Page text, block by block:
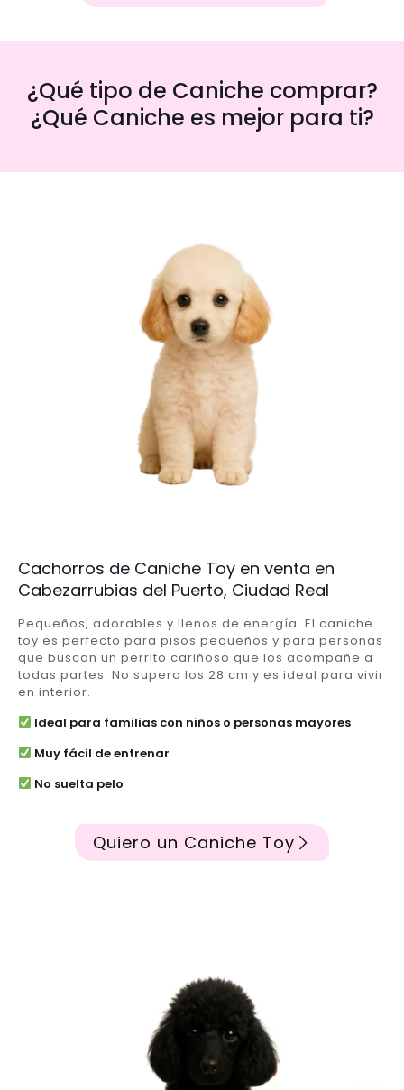
¿Qué tipo de Caniche comprar?
¿Qué Caniche es mejor para ti?
Cachorros de Caniche Toy en venta en
Cabezarrubias del Puerto, Ciudad Real
Pequeños, adorables y llenos de energía. El caniche
toy es perfecto para pisos pequeños y para personas
que buscan un perrito cariñoso que los acompañe a
todas partes. No supera los 28 cm y es ideal para vivir
en interior.
Ideal para familias con niños o personas mayores
Muy fácil de entrenar
No suelta pelo
Quiero un Caniche Toy